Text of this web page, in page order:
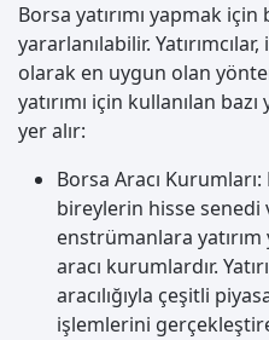
Borsa yatırımı yapmak
yararlanılabilir.
olarak en uygun olan
yatırımı için kullanılan
yer alır:
Borsa Aracı
bireylerin hisse senedi
enstrümanlara yatırım
aracı kurumlardır.
aracılığıyla çeşitli
işlemlerini